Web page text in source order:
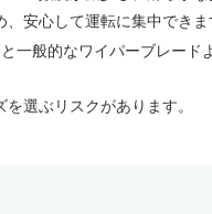
安心して運転に集中できま
一般的なワイパーブレード
選ぶリスクがあります。